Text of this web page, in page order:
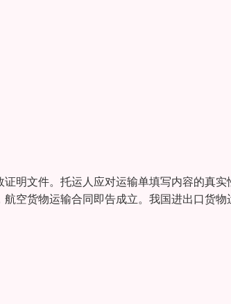
明文件。托运人应对运输单填写内容的真实
空货物运输合同即告成立。我国进出口货物